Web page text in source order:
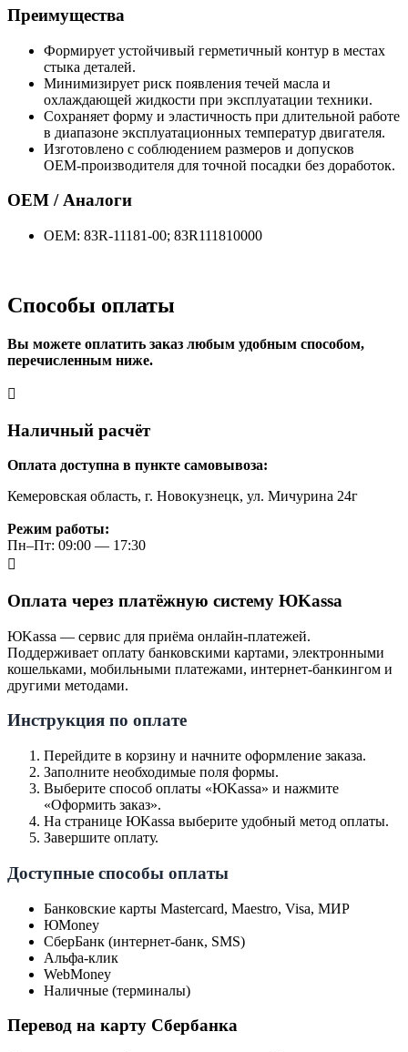
Преимущества
Формирует устойчивый герметичный контур в местах
стыка деталей.
Минимизирует риск появления течей масла и
охлаждающей жидкости при эксплуатации техники.
Сохраняет форму и эластичность при длительной работе
в диапазоне эксплуатационных температур двигателя.
Изготовлено с соблюдением размеров и допусков
OEM‑производителя для точной посадки без доработок.
OEM / Аналоги
OEM: 83R-11181-00; 83R111810000
Способы оплаты
Вы можете оплатить заказ любым удобным способом,
перечисленным ниже.
Наличный расчёт
Оплата доступна в пункте самовывоза:
Кемеровская область, г. Новокузнецк, ул. Мичурина 24г
Режим работы:
Пн–Пт: 09:00 — 17:30
Оплата через платёжную систему ЮKassa
ЮKassa — сервис для приёма онлайн-платежей.
Поддерживает оплату банковскими картами, электронными
кошельками, мобильными платежами, интернет-банкингом и
другими методами.
Инструкция по оплате
Перейдите в корзину и начните оформление заказа.
Заполните необходимые поля формы.
Выберите способ оплаты «ЮKassa» и нажмите
«Оформить заказ».
На странице ЮKassa выберите удобный метод оплаты.
Завершите оплату.
Доступные способы оплаты
Банковские карты Mastercard, Maestro, Visa, МИР
ЮMoney
СберБанк (интернет-банк, SMS)
Альфа-клик
WebMoney
Наличные (терминалы)
Перевод на карту Сбербанка